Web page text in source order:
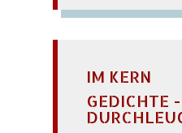
IM KERN
GEDICHTE